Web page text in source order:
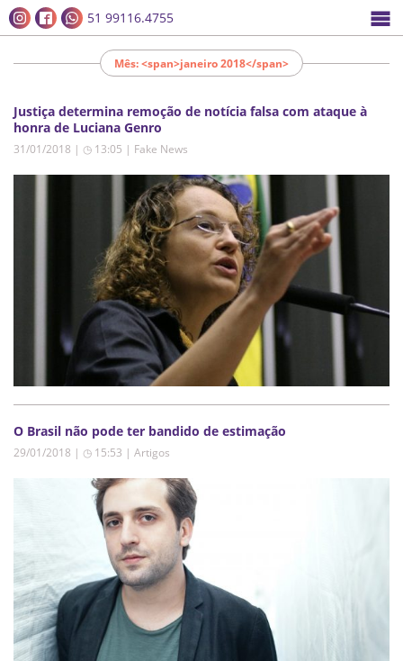
51 99116.4755
Mês: <span>janeiro 2018</span>
Justiça determina remoção de notícia falsa com ataque à
honra de Luciana Genro
31/01/2018 | ◷ 13:05 | Fake News
O Brasil não pode ter bandido de estimação
29/01/2018 | ◷ 15:53 | Artigos